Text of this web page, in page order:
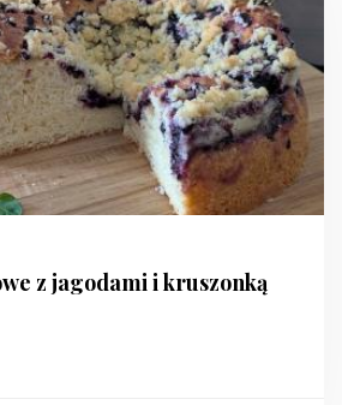
z jagodami i kruszonką